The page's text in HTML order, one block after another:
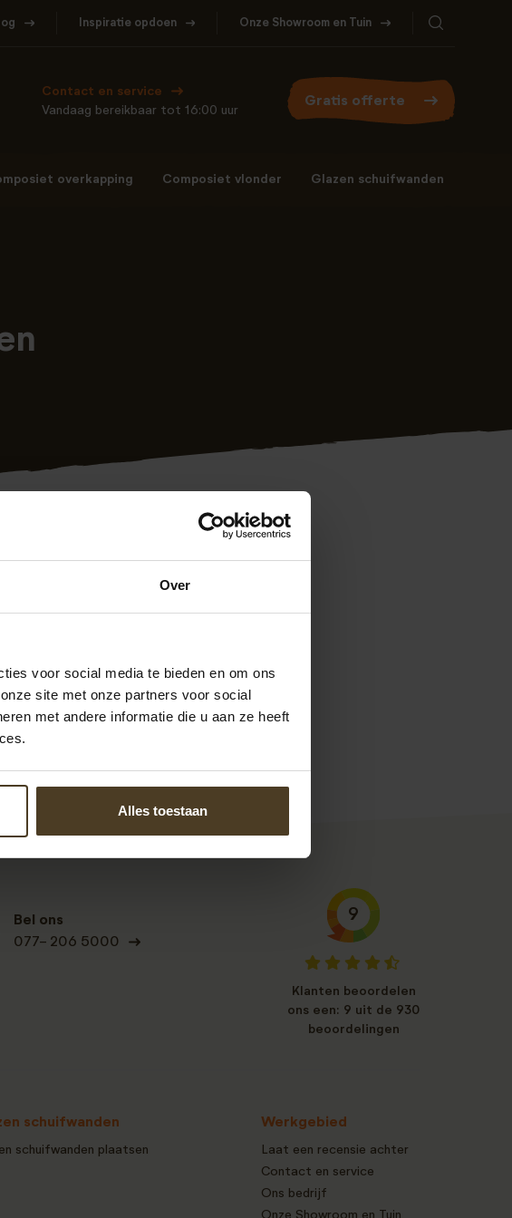
Over
voor social media te bieden en om ons
site met onze partners voor social
met andere informatie die u aan ze heeft
Alles toestaan
Inspiratie opdoen Onze Showroom en Tuin
Contact en service
Vandaag bereikbaar tot 16:00 uur
Gratis offerte
overkapping Composiet vlonder Glazen schuifwanden
in heel Nederland.
hebben we uitstekende
zijn te bereiken op 077- 206
offerte schutting plaatsen
Bel ons
077- 206 5000
9
Klanten beoordelen
ons een: 9 uit de 930
beoordelingen
schuifwanden
schuifwanden plaatsen
Werkgebied
Laat een recensie achter
Contact en service
Ons bedrijf
Onze Showroom en Tuin